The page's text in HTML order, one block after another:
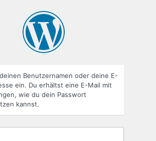
Benutzernamen oder deine E-
ein. Du erhältst eine E-Mail mit
wie du dein Passwort
kannst.